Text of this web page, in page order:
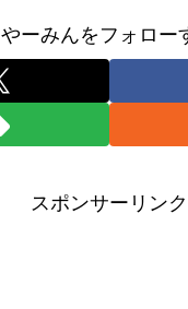
やーみんをフォロー
スポンサーリンク